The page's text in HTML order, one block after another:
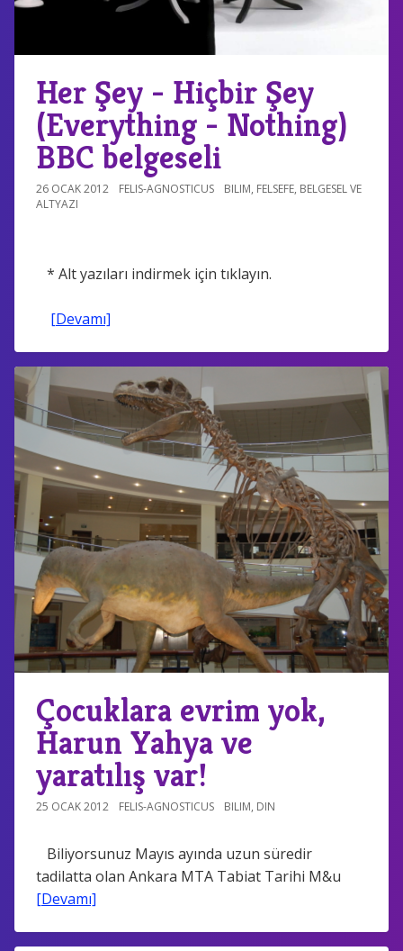
Her Şey - Hiçbir Şey
(Everything - Nothing)
BBC belgeseli
26 OCAK 2012 FELIS-AGNOSTICUS BILIM, FELSEFE, BELGESEL VE
ALTYAZI
* Alt yazıları indirmek için tıklayın.
[Devamı]
Çocuklara evrim yok,
Harun Yahya ve
yaratılış var!
25 OCAK 2012 FELIS-AGNOSTICUS BILIM, DIN
Biliyorsunuz Mayıs ayında uzun süredir
tadilatta olan Ankara MTA Tabiat Tarihi M&u
[Devamı]